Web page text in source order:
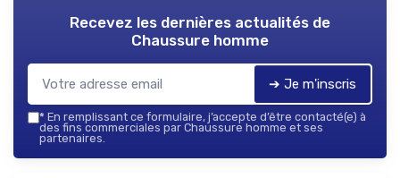
Recevez les dernières actualités de
Chaussure homme
➔ Je m'inscris
* En remplissant ce formulaire, j’accepte d’être contacté(e) à
des fins commerciales par Chaussure homme et ses
partenaires.